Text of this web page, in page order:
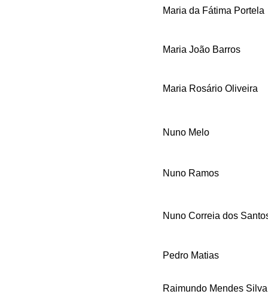
Maria da Fátima Portela
Maria João Barros
Maria Rosário Oliveira
Nuno Melo
Nuno Ramos
Nuno Correia dos
Pedro Matias
Raimundo Mendes Silva